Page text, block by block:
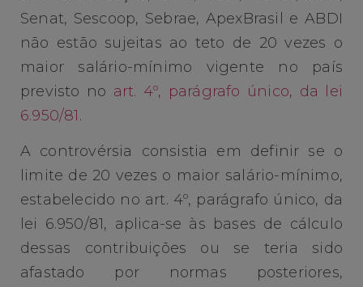
Senat, Sescoop, Sebrae, ApexBrasil e ABDI
não estão sujeitas ao teto de 20 vezes o
maior salário-mínimo vigente no país
previsto no art. 4º, parágrafo único, da lei
6.950/81.
A controvérsia consistia em definir se o
limite de 20 vezes o maior salário-mínimo,
estabelecido no art. 4º, parágrafo único, da
lei 6.950/81, aplica-se às bases de cálculo
dessas contribuições ou se teria sido
afastado por normas posteriores,